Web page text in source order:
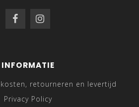
INFORMATIE
retourneren en levertijd
Privacy Policy